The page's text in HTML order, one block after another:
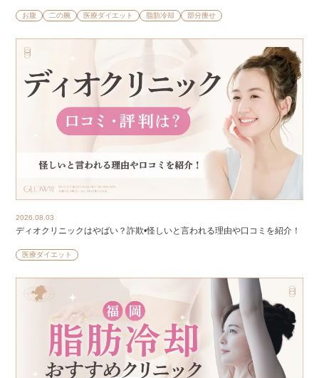
お腹 二の腕 医療ダイエット 脂肪冷却 部分痩せ
2026.08.03
ディオクリニックはやばい？詐欺•怪しいと言われる理由や口コミを紹介！
医療ダイエット